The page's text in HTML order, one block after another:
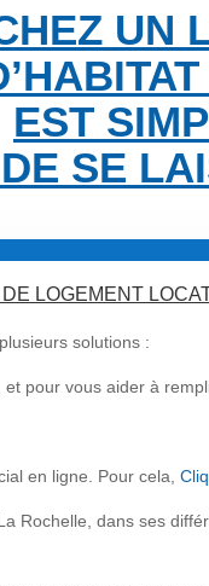
UN
EST
SE
LOGEMENT
solutions :
, et pour vous aider à
en ligne. Pour cela,
Rochelle, dans ses